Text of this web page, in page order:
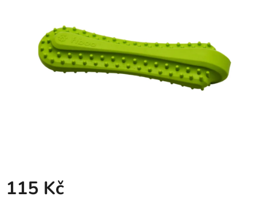
115 Kč